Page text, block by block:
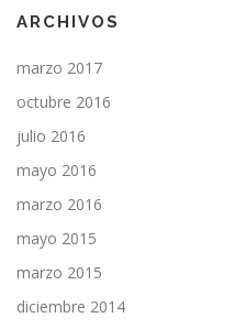
ARCHIVOS
marzo 2017
octubre 2016
julio 2016
mayo 2016
marzo 2016
mayo 2015
marzo 2015
diciembre 2014